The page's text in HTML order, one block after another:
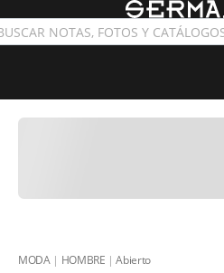
MODA| HOMBRE |Abierto